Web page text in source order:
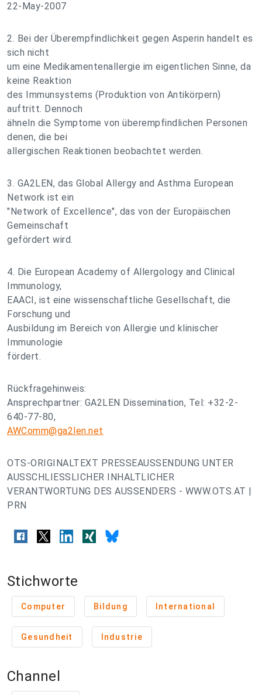
22-May-2007
2. Bei der Überempfindlichkeit gegen Asperin handelt es
sich nicht
um eine Medikamentenallergie im eigentlichen Sinne, da
keine Reaktion
des Immunsystems (Produktion von Antikörpern)
auftritt. Dennoch
ähneln die Symptome von überempfindlichen Personen
denen, die bei
allergischen Reaktionen beobachtet werden.
3. GA2LEN, das Global Allergy and Asthma European
Network ist ein
"Network of Excellence", das von der Europäischen
Gemeinschaft
gefördert wird.
4. Die European Academy of Allergology and Clinical
Immunology,
EAACI, ist eine wissenschaftliche Gesellschaft, die
Forschung und
Ausbildung im Bereich von Allergie und klinischer
Immunologie
fördert.
Rückfragehinweis:
Ansprechpartner: GA2LEN Dissemination, Tel: +32-2-
640-77-80,
AWComm@ga2len.net
OTS-ORIGINALTEXT PRESSEAUSSENDUNG UNTER
AUSSCHLIESSLICHER INHALTLICHER
VERANTWORTUNG DES AUSSENDERS - WWW.OTS.AT |
PRN
Stichworte
Computer Bildung International
Gesundheit Industrie
Channel